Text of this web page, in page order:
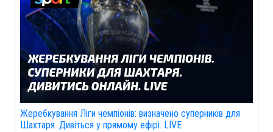
Жеребкування Ліги чемпіонів: визначено суперників для
Шахтаря. Дивіться у прямому ефірі. LIVE